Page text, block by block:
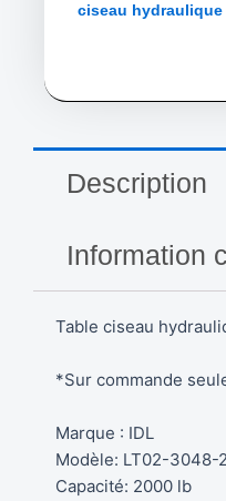
ciseau hydraulique
Description
Information
Table ciseau
*Sur commande
Marque : IDL
Modèle: LT02-3048-2
Capacité: 2000 lb